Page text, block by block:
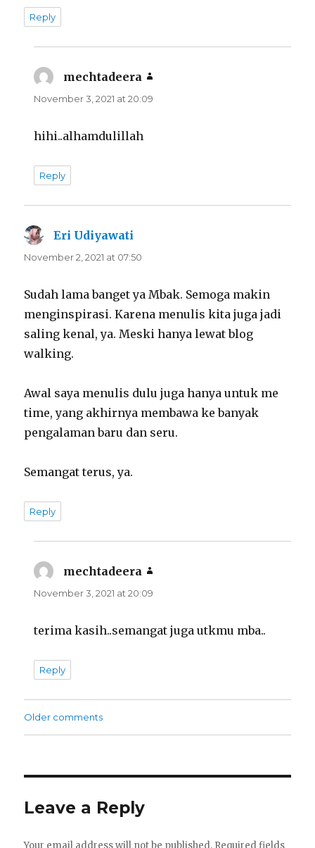
Reply
mechtadeera
November 3, 2021 at 20:09
hihi..alhamdulillah
Reply
Eri Udiyawati
November 2, 2021 at 07:50
Sudah lama banget ya Mbak. Semoga makin
menginspirasi. Karena menulis kita juga jadi
saling kenal, ya. Meski hanya lewat blog
walking.
Awal saya menulis dulu juga hanya untuk me
time, yang akhirnya membawa ke banyak
pengalaman baru dan seru.
Semangat terus, ya.
Reply
mechtadeera
November 3, 2021 at 20:09
terima kasih..semangat juga utkmu mba..
Reply
Comments
Older comments
Leave a Reply